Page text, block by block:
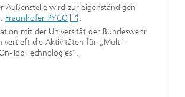
Außenstelle wird zur eigenständigen
Fraunhofer PYCO
.
mit der Universität der Bundeswehr
vertieft die Aktivitäten für „Multi-
Top Technologies“.